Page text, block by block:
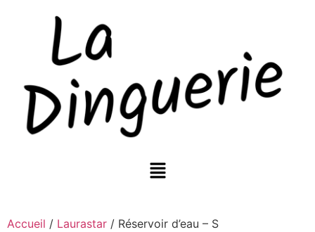
Accueil / Laurastar / Réservoir d’eau – S